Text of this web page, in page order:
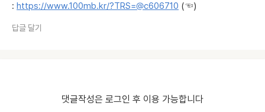
: https://www.100mb.kr/?TRS=@c606710 (☜)
답글 달기
댓글작성은 로그인 후 이용 가능합니다